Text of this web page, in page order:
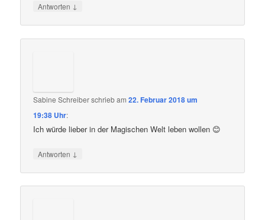
Antworten ↓
Sabine Schreiberschriebam22. Februar 2018 um
19:38 Uhr:
Ich würde lieber in der Magischen Welt leben wollen 😊
Antworten ↓